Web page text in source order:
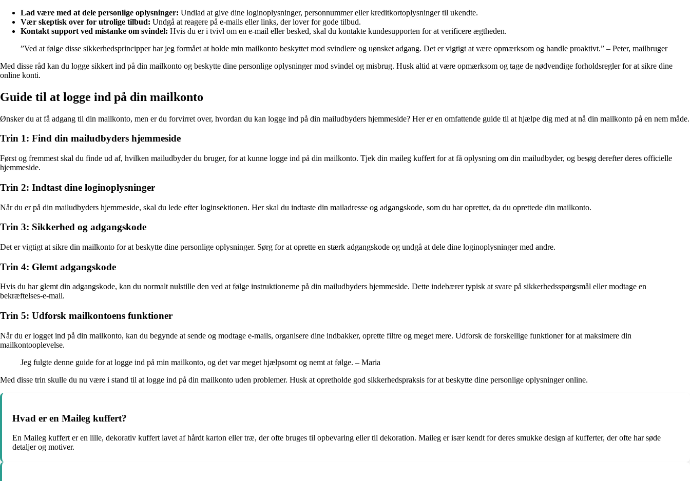
Lad være med at dele personlige oplysninger: Undlad at give dine loginoplysninger, personnummer eller kreditkortoplysninger til ukendte.
Vær skeptisk over for utrolige tilbud: Undgå at reagere på e-mails eller links, der lover for gode tilbud.
Kontakt support ved mistanke om svindel: Hvis du er i tvivl om en e-mail eller besked, skal du kontakte kundesupporten for at verificere ægtheden.
”Ved at følge disse sikkerhedsprincipper har jeg formået at holde min mailkonto beskyttet mod svindlere og uønsket adgang. Det er vigtigt at være opmærksom og handle proaktivt.” – Peter, mailbruger
Med disse råd kan du logge sikkert ind på din mailkonto og beskytte dine personlige oplysninger mod svindel og misbrug. Husk altid at være opmærksom og tage de nødvendige forholdsregler for at sikre dine
online konti.
Guide til at logge ind på din mailkonto
Ønsker du at få adgang til din mailkonto, men er du forvirret over, hvordan du kan logge ind på din mailudbyders hjemmeside? Her er en omfattende guide til at hjælpe dig med at nå din mailkonto på en nem måde.
Trin 1: Find din mailudbyders hjemmeside
Først og fremmest skal du finde ud af, hvilken mailudbyder du bruger, for at kunne logge ind på din mailkonto. Tjek din maileg kuffert for at få oplysning om din mailudbyder, og besøg derefter deres officielle
hjemmeside.
Trin 2: Indtast dine loginoplysninger
Når du er på din mailudbyders hjemmeside, skal du lede efter loginsektionen. Her skal du indtaste din mailadresse og adgangskode, som du har oprettet, da du oprettede din mailkonto.
Trin 3: Sikkerhed og adgangskode
Det er vigtigt at sikre din mailkonto for at beskytte dine personlige oplysninger. Sørg for at oprette en stærk adgangskode og undgå at dele dine loginoplysninger med andre.
Trin 4: Glemt adgangskode
Hvis du har glemt din adgangskode, kan du normalt nulstille den ved at følge instruktionerne på din mailudbyders hjemmeside. Dette indebærer typisk at svare på sikkerhedsspørgsmål eller modtage en
bekræftelses-e-mail.
Trin 5: Udforsk mailkontoens funktioner
Når du er logget ind på din mailkonto, kan du begynde at sende og modtage e-mails, organisere dine indbakker, oprette filtre og meget mere. Udforsk de forskellige funktioner for at maksimere din
mailkontooplevelse.
Jeg fulgte denne guide for at logge ind på min mailkonto, og det var meget hjælpsomt og nemt at følge. – Maria
Med disse trin skulle du nu være i stand til at logge ind på din mailkonto uden problemer. Husk at opretholde god sikkerhedspraksis for at beskytte dine personlige oplysninger online.
Hvad er en Maileg kuffert?
En Maileg kuffert er en lille, dekorativ kuffert lavet af hårdt karton eller træ, der ofte bruges til opbevaring eller til dekoration. Maileg er især kendt for deres smukke design af kufferter, der ofte har søde
detaljer og motiver.